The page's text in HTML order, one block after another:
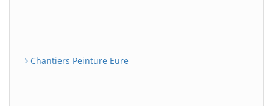
Chantiers Peinture Eure